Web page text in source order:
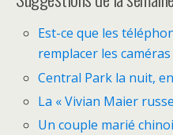
Est-ce que les
remplacer les caméras
Central Park la nuit,
La « Vivian Maier
Un couple marié